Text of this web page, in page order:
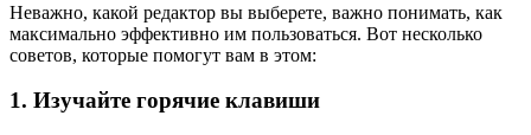
Неважно, какой редактор вы выберете, важно понимать, как
максимально эффективно им пользоваться. Вот несколько
советов, которые помогут вам в этом:
1. Изучайте горячие клавиши